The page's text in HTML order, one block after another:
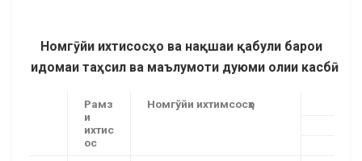
Номгӯйи ихтисосҳо ва нақшаи қабули барои
идомаи таҳсил ва маълумоти дуюми олии касбӣ
Рамз
и
ихтис
ос
Номгўйи ихтимсосҳо